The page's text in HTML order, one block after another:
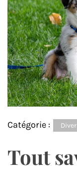
Catégorie :
Tout